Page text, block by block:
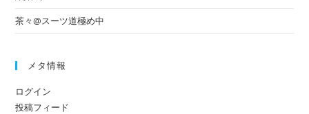
茶々@スーツ道極め中
メタ情報
ログイン
投稿フィード